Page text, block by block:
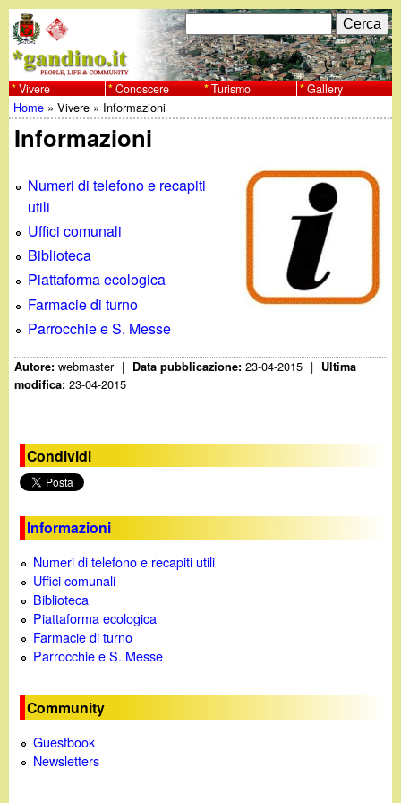
al
contenuto
principale
w
w
w
.
g
a
n
n
o
F
o
r
d
e
C
e
r
c
Vivere Conoscere Turismo Gallery
Tu
qui
Home »Vivere » Informazioni
Informazioni
Numeri di telefono e recapiti
utili
Uffici comunali
Biblioteca
Piattaforma ecologica
Farmacie di turno
Parrocchie e S. Messe
Autore:webmaster | Data pubblicazione:23-04-2015 |
Ultima
modifica:23-04-2015
Condividi
Informazioni
Numeri di telefono e recapiti utili
Uffici comunali
Biblioteca
Piattaforma ecologica
Farmacie di turno
Parrocchie e S. Messe
Community
Guestbook
Newsletters